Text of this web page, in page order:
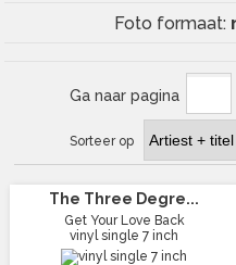
Foto formaat:
Ga naar pagina
Sorteer op
The Three Degre...
Get Your Love Back
vinyl single 7 inch